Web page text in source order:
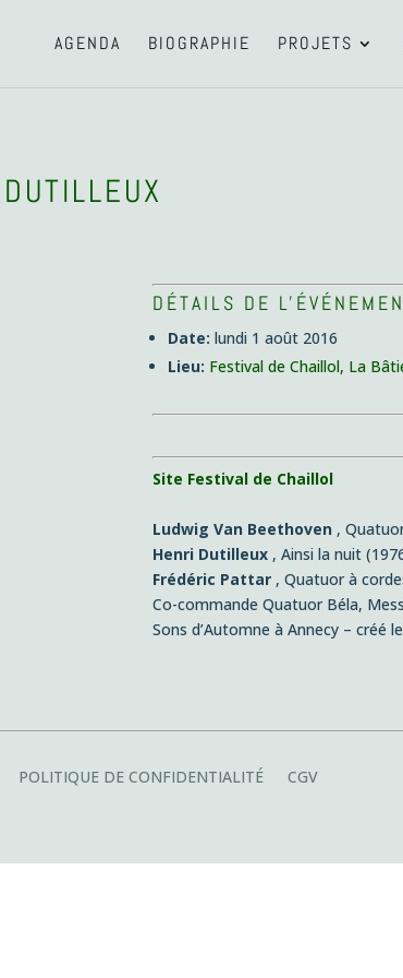
AGENDA BIOGRAPHIE PROJETS
DÉTAILS DE
Date: lundi 1 août 2016
Lieu: Festival de Chaillol, La
Site Festival de Chaillol
Ludwig Van Beethoven ,
Henri Dutilleux , Ainsi la nuit
Frédéric Pattar , Quatuor à
Co-commande Quatuor Béla,
Sons d’Automne à Annecy – créé
POLITIQUE DE CONFIDENTIALITÉ CGV